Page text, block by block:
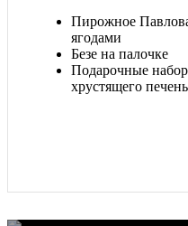
Пирожное
ягодами
Безе на палочке
Подарочные
хрустящего